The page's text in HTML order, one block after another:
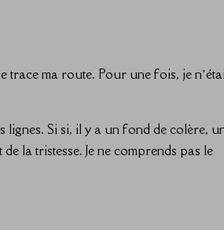
trace ma route. Pour une fois, je
lignes. Si si, il y a un fond de colère,
la tristesse. Je ne comprends pas le